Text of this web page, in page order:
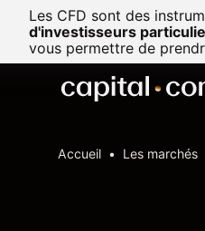
Les CFD sont des
d'investisseurs
vous permettre de
Accueil Les marchés